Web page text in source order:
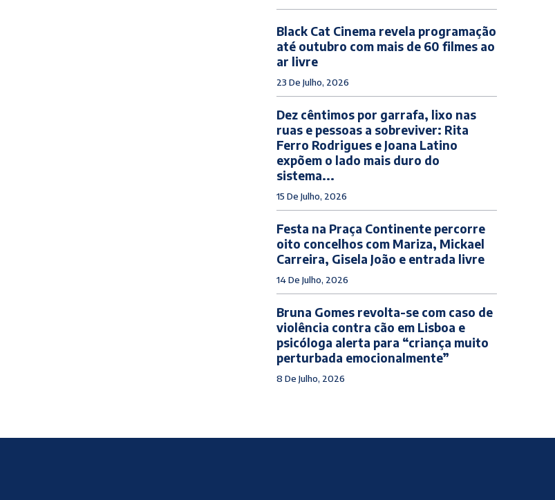
Black Cat Cinema revela programação
até outubro com mais de 60 filmes ao
ar livre
23 De Julho, 2026
Dez cêntimos por garrafa, lixo nas
ruas e pessoas a sobreviver: Rita
Ferro Rodrigues e Joana Latino
expõem o lado mais duro do
sistema...
15 De Julho, 2026
Festa na Praça Continente percorre
oito concelhos com Mariza, Mickael
Carreira, Gisela João e entrada livre
14 De Julho, 2026
Bruna Gomes revolta-se com caso de
violência contra cão em Lisboa e
psicóloga alerta para “criança muito
perturbada emocionalmente”
8 De Julho, 2026